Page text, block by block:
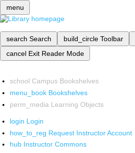
menu
search Search build_circle Toolbar
cancel Exit Reader Mode
school Campus Bookshelves
menu_book Bookshelves
perm_media Learning Objects
login Login
how_to_reg Request Instructor Account
hub Instructor Commons